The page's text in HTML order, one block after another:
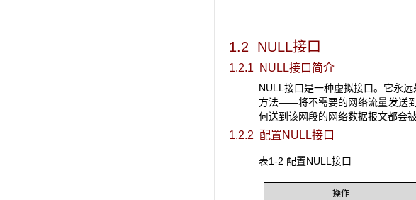
1.2 NULL接口
1.2.1 NULL接口简介
NULL 接口是一种虚拟接口。它永
方法——将不需要的网络流量发送
何送到该网段的网络数据报文都会被
1.2.2 配置NULL接口
表1-2 配置NULL 接口
操作